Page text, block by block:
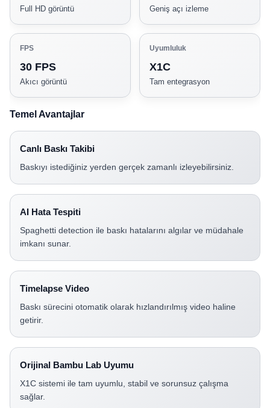
Full HD görüntü Geniş açı izleme
FPS
30 FPS
Akıcı görüntü
Uyumluluk
X1C
Tam entegrasyon
Temel Avantajlar
Canlı Baskı Takibi
Baskıyı istediğiniz yerden gerçek zamanlı izleyebilirsiniz.
AI Hata Tespiti
Spaghetti detection ile baskı hatalarını algılar ve müdahale
imkanı sunar.
Timelapse Video
Baskı sürecini otomatik olarak hızlandırılmış video haline
getirir.
Orijinal Bambu Lab Uyumu
X1C sistemi ile tam uyumlu, stabil ve sorunsuz çalışma
sağlar.